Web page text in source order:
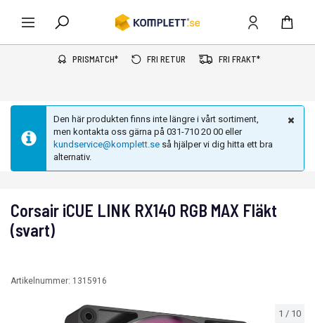
PRISMATCH* FRI RETUR FRI FRAKT*
Den här produkten finns inte längre i vårt sortiment,
men kontakta oss gärna på 031-710 20 00 eller
kundservice@komplett.se så hjälper vi dig hitta ett bra
alternativ.
1 / 10
Corsair iCUE LINK RX140 RGB MAX Fläkt
(svart)
Artikelnummer: 1315916